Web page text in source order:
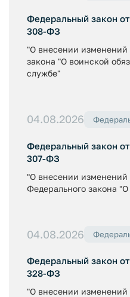
Федеральный закон
308-ФЗ
"О внесении изменений
закона "О воинской
службе"
04.08.2026
Федеральный закон
307-ФЗ
"О внесении изменений
Федерального закона
04.08.2026
Федеральный закон
328-ФЗ
"О внесении изменений